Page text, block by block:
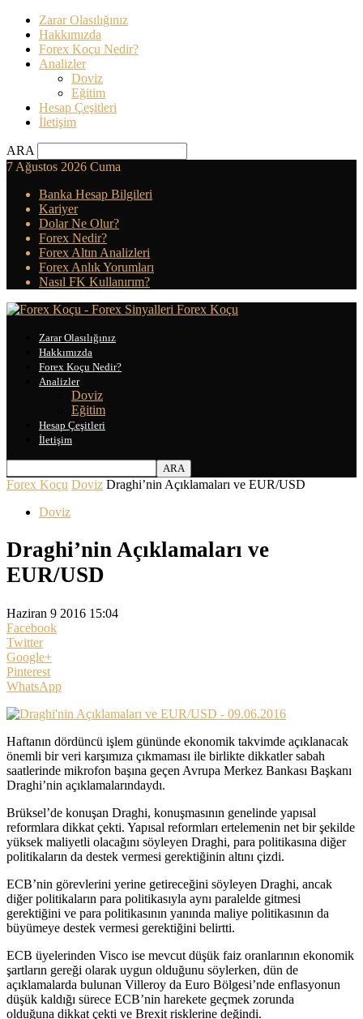
Zarar Olasılığınız
Hakkımızda
Forex Koçu Nedir?
Analizler
Doviz
Eğitim
Hesap Çeşitleri
İletişim
ARA
7 Ağustos 2026 Cuma
Banka Hesap Bilgileri
Kariyer
Dolar Ne Olur?
Forex Nedir?
Forex Altın Analizleri
Forex Anlık Yorumları
Nasıl FK Kullanırım?
Forex Koçu
Zarar Olasılığınız
Hakkımızda
Forex Koçu Nedir?
Analizler
Doviz
Eğitim
Hesap Çeşitleri
İletişim
Forex Koçu Doviz Draghi’nin Açıklamaları ve EUR/USD
Doviz
Draghi’nin Açıklamaları ve
EUR/USD
Haziran 9 2016 15:04
Facebook
Twitter
Google+
Pinterest
WhatsApp
Haftanın dördüncü işlem gününde ekonomik takvimde açıklanacak
önemli bir veri karşımıza çıkmaması ile birlikte dikkatler sabah
saatlerinde mikrofon başına geçen Avrupa Merkez Bankası Başkanı
Draghi’nin açıklamalarındaydı.
Brüksel’de konuşan Draghi, konuşmasının genelinde yapısal
reformlara dikkat çekti. Yapısal reformları ertelemenin net bir şekilde
yüksek maliyetli olacağını söyleyen Draghi, para politikasına diğer
politikaların da destek vermesi gerektiğinin altını çizdi.
ECB’nin görevlerini yerine getireceğini söyleyen Draghi, ancak
diğer politikaların para politikasıyla aynı paralelde gitmesi
gerektiğini ve para politikasının yanında maliye politikasının da
büyümeye destek vermesi gerektiğini belirtti.
ECB üyelerinden Visco ise mevcut düşük faiz oranlarının ekonomik
şartların gereği olarak uygun olduğunu söylerken, dün de
açıklamalarda bulunan Villeroy da Euro Bölgesi’nde enflasyonun
düşük kaldığı sürece ECB’nin harekete geçmek zorunda
olduğuna dikkat çekti ve Brexit risklerine değindi.